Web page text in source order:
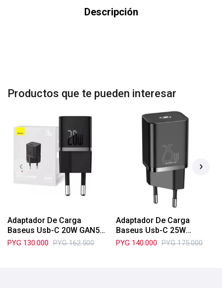
Descripción
Productos que te pueden interesar
Adaptador De Carga
Baseus Usb-C 20W GAN5
CCGN050101
PYG 130.000 PYG 162.500
Adaptador De Carga
Baseus Usb-C 25W
CCSP020101
PYG 140.000 PYG 175.000